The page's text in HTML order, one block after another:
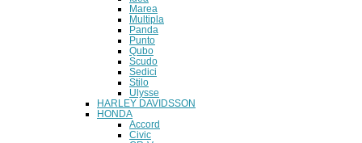
Marea
Multipla
Panda
Punto
Qubo
Scudo
Sedici
Stilo
Ulysse
HARLEY DAVIDSSON
HONDA
Accord
Civic